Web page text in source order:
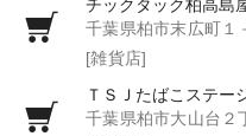
チックタック柏高島
千葉県柏市末広町１
[雑貨店]
ＴＳＪたばこステ
千葉県柏市大山台２